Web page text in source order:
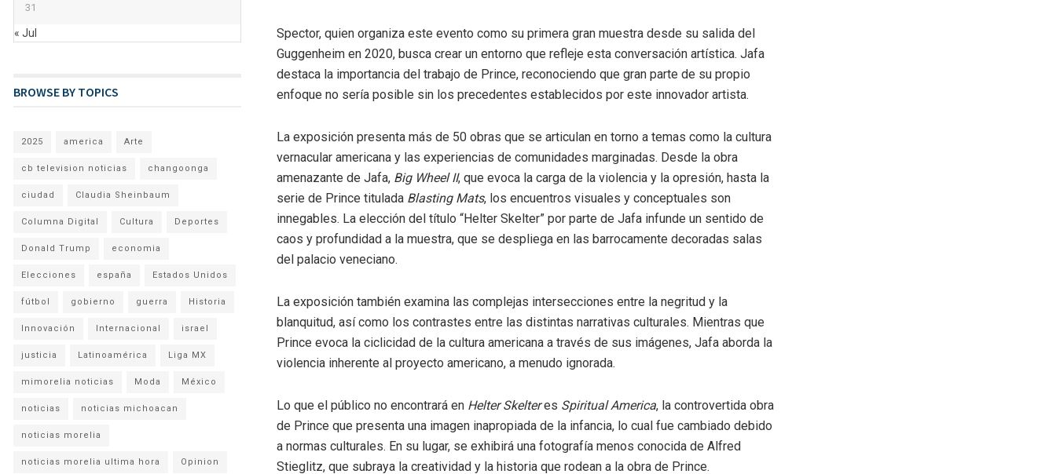
Spector, quien organiza este evento como su primera gran muestra desde su salida del
Guggenheim en 2020, busca crear un entorno que refleje esta conversación artística. Jafa
destaca la importancia del trabajo de Prince, reconociendo que gran parte de su propio
enfoque no sería posible sin los precedentes establecidos por este innovador artista.
La exposición presenta más de 50 obras que se articulan en torno a temas como la cultura
vernacular americana y las experiencias de comunidades marginadas. Desde la obra
amenazante de Jafa, Big Wheel II, que evoca la carga de la violencia y la opresión, hasta la
serie de Prince titulada Blasting Mats, los encuentros visuales y conceptuales son
innegables. La elección del título “Helter Skelter” por parte de Jafa infunde un sentido de
caos y profundidad a la muestra, que se despliega en las barrocamente decoradas salas
del palacio veneciano.
La exposición también examina las complejas intersecciones entre la negritud y la
blanquitud, así como los contrastes entre las distintas narrativas culturales. Mientras que
Prince evoca la ciclicidad de la cultura americana a través de sus imágenes, Jafa aborda la
violencia inherente al proyecto americano, a menudo ignorada.
Lo que el público no encontrará en Helter Skelteres Spiritual America, la controvertida obra
de Prince que presenta una imagen inapropiada de la infancia, lo cual fue cambiado debido
a normas culturales. En su lugar, se exhibirá una fotografía menos conocida de Alfred
Stieglitz, que subraya la creatividad y la historia que rodean a la obra de Prince.
31
« Jul
BROWSE BY TOPICS
2025 america Arte
cb television noticias changoonga
ciudad Claudia Sheinbaum
Columna Digital Cultura Deportes
Donald Trump economia
Elecciones españa Estados Unidos
fútbol gobierno guerra Historia
Innovación Internacional israel
justicia Latinoamérica Liga MX
mimorelia noticias Moda México
noticias noticias michoacan
noticias morelia
noticias morelia ultima hora Opinion